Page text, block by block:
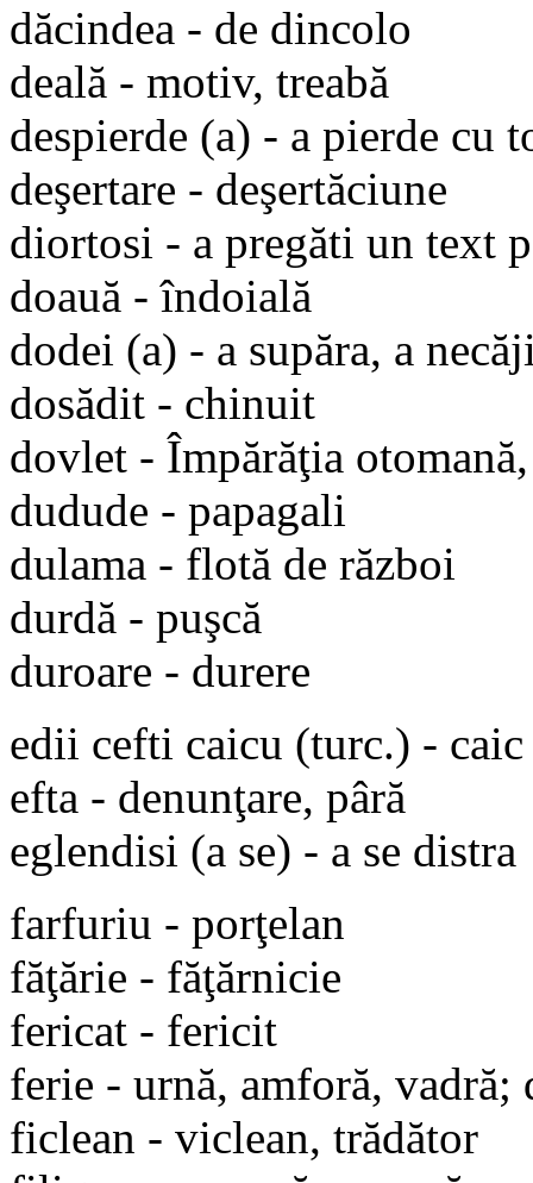
dăcindea - de dincolo
deală - motiv, treabă
despierde (a) - a pierde cu
deşertare - deşertăciune
diortosi - a pregăti un text
doauă - îndoială
dodei (a) - a supăra, a
dosădit - chinuit
dovlet - Împărăţia
dudude - papagali
dulama - flotă de război
durdă - puşcă
duroare - durere
edii cefti caicu (turc.) - caic
efta - denunţare, pâră
eglendisi (a se) - a se distra
farfuriu - porţelan
făţărie - făţărnicie
fericat - fericit
ferie - urnă, amforă, vadră;
ficlean - viclean, trădător